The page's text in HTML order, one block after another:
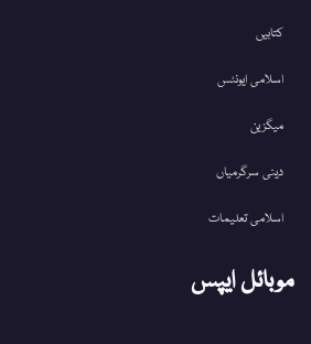
کتابیں
اسلامی ایونٹس
میگزین
دینی سرگرمیاں
اسلامی تعلیمات
موبائل ایپس